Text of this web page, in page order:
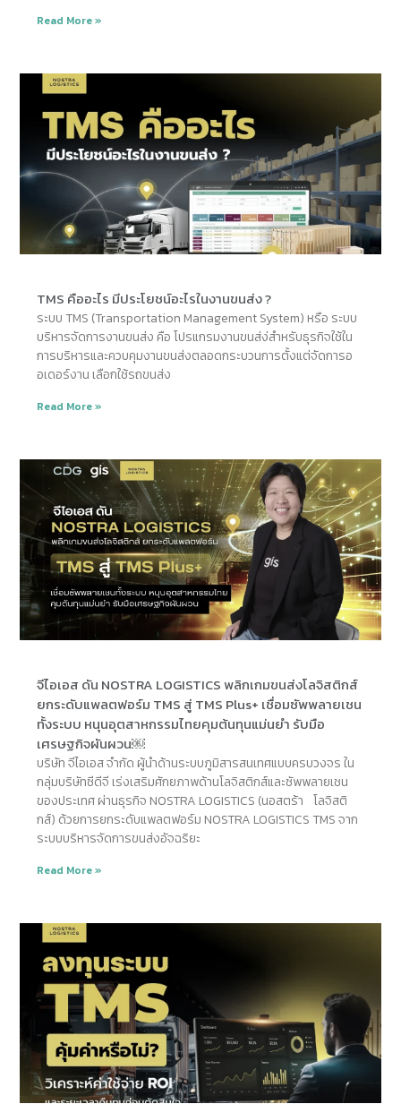
Read More »
TMS คืออะไร มีประโยชน์อะไรในงานขนส่ง ?
ระบบ TMS (Transportation Management System) หรือ ระบบ
บริหารจัดการงานขนส่ง คือ โปรแกรมงานขนส่ง่สำหรับธุรกิจใช้ใน
การบริหารและควบคุมงานขนส่งตลอดกระบวนการตั้งแต่จัดการอ
อเดอร์งาน เลือกใช้รถขนส่ง
Read More »
จีไอเอส ดัน NOSTRA LOGISTICS พลิกเกมขนส่งโลจิสติกส์
ยกระดับแพลตฟอร์ม TMS สู่ TMS Plus+ เชื่อมซัพพลายเชน
ทั้งระบบ หนุนอุตสาหกรรมไทยคุมต้นทุนแม่นยำ รับมือ
เศรษฐกิจผันผวน￼
บริษัท จีไอเอส จำกัด ผู้นำด้านระบบภูมิสารสนเทศแบบครบวงจร ใน
กลุ่มบริษัทซีดีจี เร่งเสริมศักยภาพด้านโลจิสติกส์และซัพพลายเชน
ของประเทศ ผ่านธุรกิจ NOSTRA LOGISTICS (นอสตร้า โลจิสติ
กส์) ด้วยการยกระดับแพลตฟอร์ม NOSTRA LOGISTICS TMS จาก
ระบบบริหารจัดการขนส่งอัจฉริยะ
Read More »